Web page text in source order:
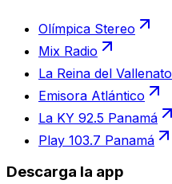
Olímpica Stereo
Mix Radio
La Reina del Vallenato
Emisora Atlántico
La KY 92.5 Panamá
Play 103.7 Panamá
Descarga la app